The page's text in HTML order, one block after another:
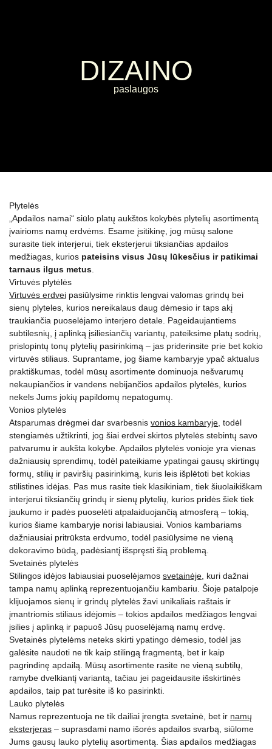
DIZAINO
paslaugos
Plytelės
„Apdailos namai“ siūlo platų aukštos kokybės plytelių asortimentą
įvairioms namų erdvėms. Esame įsitikinę, jog mūsų salone
surasite tiek interjerui, tiek eksterjerui tiksiančias apdailos
medžiagas, kurios pateisins visus Jūsų lūkesčius ir patikimai
tarnaus ilgus metus
Virtuvės plytėlės
Virtuvės erdvei pasiūlysime rinktis lengvai valomas grindų bei
sienų plyteles, kurios nereikalaus daug dėmesio ir taps akį
traukiančia puoselėjamo interjero detale. Pageidaujantiems
subtilesnių, į aplinką įsiliesiančių variantų, pateiksime platų sodrių,
prislopintų tonų plytelių pasirinkimą – jas priderinsite prie bet kokio
virtuvės stiliaus. Suprantame, jog šiame kambaryje ypač aktualus
praktiškumas, todėl mūsų asortimente dominuoja nešvarumų
nekaupiančios ir vandens nebijančios apdailos plytelės, kurios
nekels Jums jokių papildomų nepatogumų.
Vonios plytelės
Atsparumas drėgmei dar svarbesnis vonios kambaryje , todėl
stengiamės užtikrinti, jog šiai erdvei skirtos plytelės stebintų savo
patvarumu ir aukšta kokybe. Apdailos plytelės vonioje yra vienas
dažniausių sprendimų, todėl pateikiame ypatingai gausų skirtingų
formų, stilių ir paviršių pasirinkimą, kuris leis išplėtoti bet kokias
stilistines idėjas. Pas mus rasite tiek klasikiniam, tiek šiuolaikiškam
interjerui tiksiančių grindų ir sienų plytelių, kurios pridės šiek tiek
jaukumo ir padės puoselėti atpalaiduojančią atmosferą – tokią,
kurios šiame kambaryje norisi labiausiai. Vonios kambariams
dažniausiai pritrūksta erdvumo, todėl pasiūlysime ne vieną
dekoravimo būdą, padėsiantį išspręsti šią problemą.
Svetainės plytelės
Stilingos idėjos labiausiai puoselėjamos svetainėje , kuri dažnai
tampa namų aplinką reprezentuojančiu kambariu. Šioje patalpoje
klijuojamos sienų ir grindų plytelės žavi unikaliais raštais ir
įmantriomis stiliaus idėjomis – tokios apdailos medžiagos lengvai
įsilies į aplinką ir papuoš Jūsų puoselėjamą namų erdvę.
Svetainės plytelėms neteks skirti ypatingo dėmesio, todėl jas
galėsite naudoti ne tik kaip stilingą fragmentą, bet ir kaip
pagrindinę apdailą. Mūsų asortimente rasite ne vieną subtilų,
ramybe dvelkiantį variantą, tačiau jei pageidausite išskirtinės
apdailos, taip pat turėsite iš ko pasirinkti.
Lauko plytelės
Namus reprezentuoja ne tik dailiai įrengta svetainė, bet ir namų
eksterjeras – suprasdami namo išorės apdailos svarbą, siūlome
Jums gausų lauko plytelių asortimentą. Šias apdailos medžiagas